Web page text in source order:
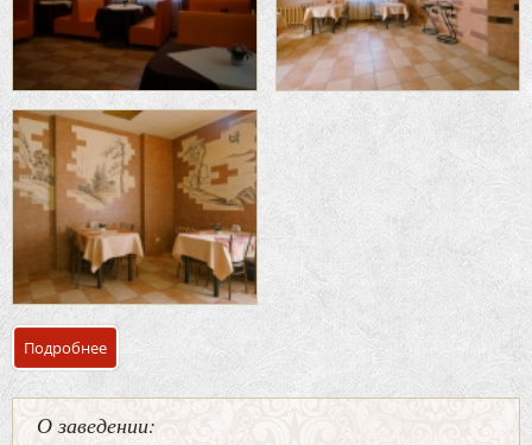
Подробнее о Банкетный зал «Малый» комплекс отдыха «У Пака»
О заведении: